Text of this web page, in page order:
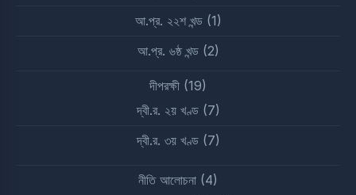
আ.প্র. ২২শ খন্ড(1)
আ.প্র. ৬ষ্ঠ খন্ড(2)
দীপরক্ষী (19)
দ্বী.র. ২য় খণ্ড(7)
দ্বী.র. ৩য় খণ্ড(7)
নীতি আলোচনা (4)